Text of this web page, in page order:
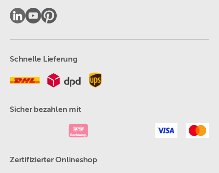
Schnelle Lieferung
Sicher bezahlen mit
Zertifizierter Onlineshop